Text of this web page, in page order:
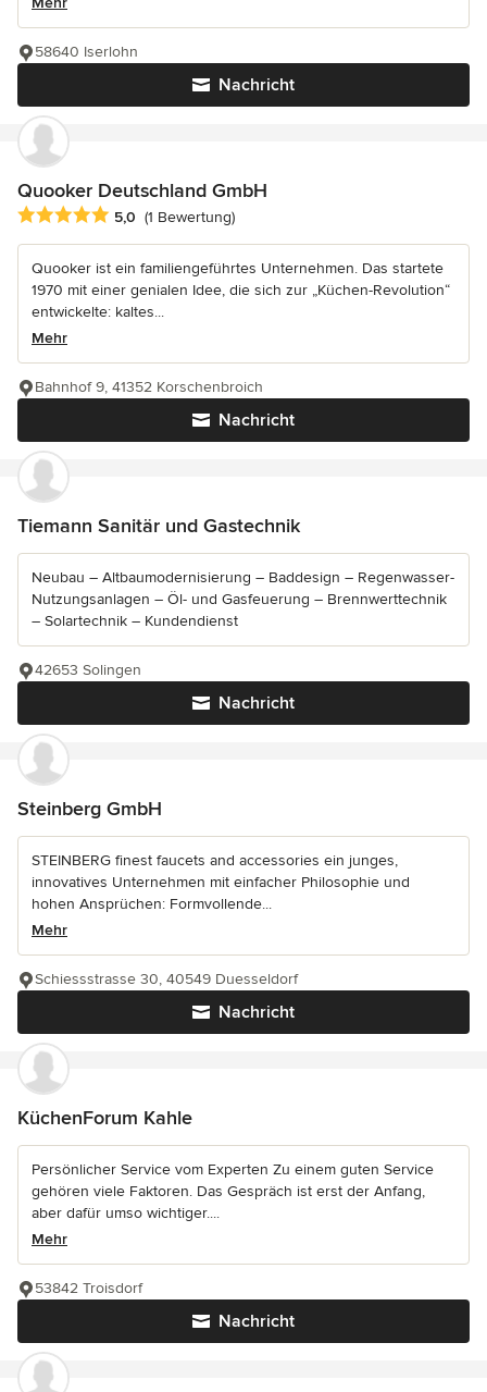
Nachricht
58640 Iserlohn
Quooker Deutschland GmbH
Durchschnittliche Bewertung: 5 von 5 Sternen
5,0 (1 Bewertung)
Quooker ist ein familiengeführtes Unternehmen. Das startete
1970 mit einer genialen Idee, die sich zur „Küchen-Revolution“
entwickelte: kaltes...
Mehr
Nachricht
Bahnhof 9, 41352 Korschenbroich
Tiemann Sanitär und Gastechnik
Neubau – Altbaumodernisierung – Baddesign – Regenwasser-
Nutzungsanlagen – Öl- und Gasfeuerung – Brennwerttechnik
– Solartechnik – Kundendienst
Nachricht
42653 Solingen
Steinberg GmbH
STEINBERG finest faucets and accessories ein junges,
innovatives Unternehmen mit einfacher Philosophie und
hohen Ansprüchen: Formvollende...
Mehr
Nachricht
Schiessstrasse 30, 40549 Duesseldorf
KüchenForum Kahle
Persönlicher Service vom Experten Zu einem guten Service
gehören viele Faktoren. Das Gespräch ist erst der Anfang,
aber dafür umso wichtiger....
Mehr
Nachricht
53842 Troisdorf